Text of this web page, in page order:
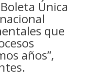
Única
que
años”,